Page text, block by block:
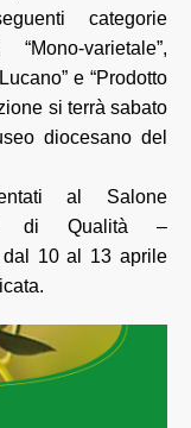
categorie
varietale”,
e “Prodotto
si terrà sabato
diocesano del
al Salone
di Qualità –
dal 10 al 13 aprile